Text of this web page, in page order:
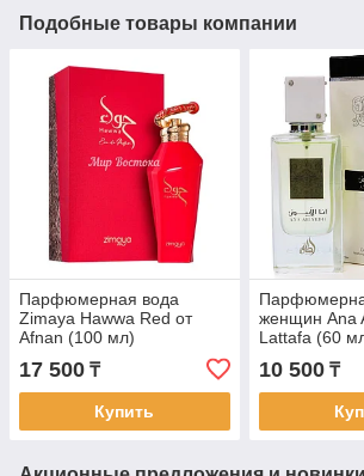
Подобные товары компании
Парфюмерная вода
Zimaya Hawwa Red от
Afnan (100 мл)
17 500 ₸
Купить
женщин Ana
Lattafa (60
10 500₸